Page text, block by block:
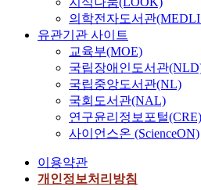
의학전자도서관
유관기관 사이트
교육부(MOE)
국립장애인도서관
국립중앙도서관(NL)
국회도서관(NAL)
연구윤리정보포털(CRE)
사이언스온 (ScienceON)
이용약관
개인정보처리방침